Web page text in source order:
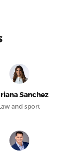
Sanchez
and sport